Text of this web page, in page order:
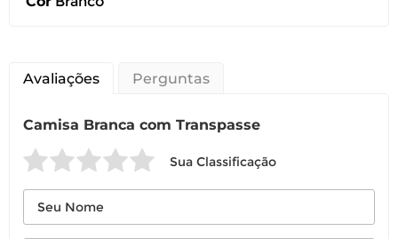
Avaliações Perguntas
Camisa Branca com Transpasse
Sua Classificação